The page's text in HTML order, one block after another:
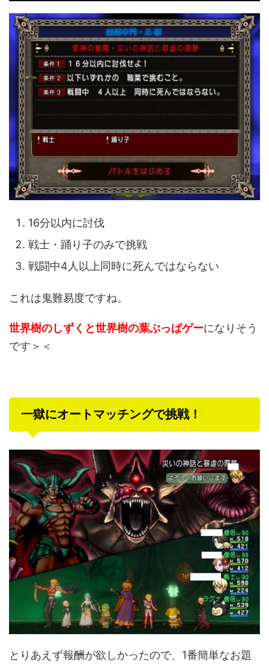
16分以内に討伐
戦士・踊り子のみで挑戦
戦闘中4人以上同時に死んではならない
これは鬼難易度ですね。
世界樹のしずくと世界樹の葉ぶっぱゲーになりそう
です＞＜
一獄にオートマッチングで挑戦！
とりあえず報酬が欲しかったので、1番簡単なお題